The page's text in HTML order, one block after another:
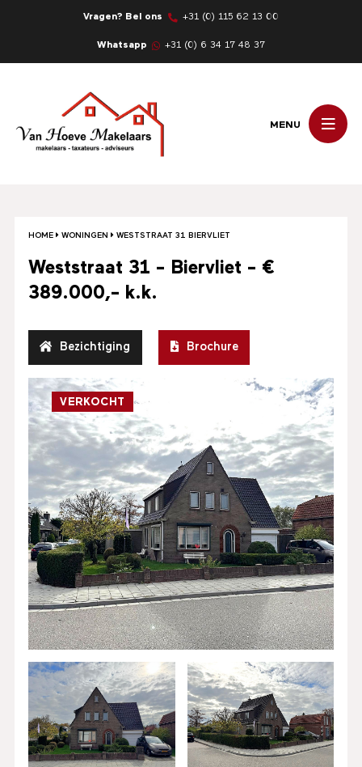
Vragen? Bel ons +31 (0) 115 62 13 00
Whatsapp +31 (0) 6 34 17 48 37
MENU
HOME WONINGEN WESTSTRAAT 31 BIERVLIET
Weststraat 31 - Biervliet - €
389.000,- k.k.
Bezichtiging Brochure
VERKOCHT